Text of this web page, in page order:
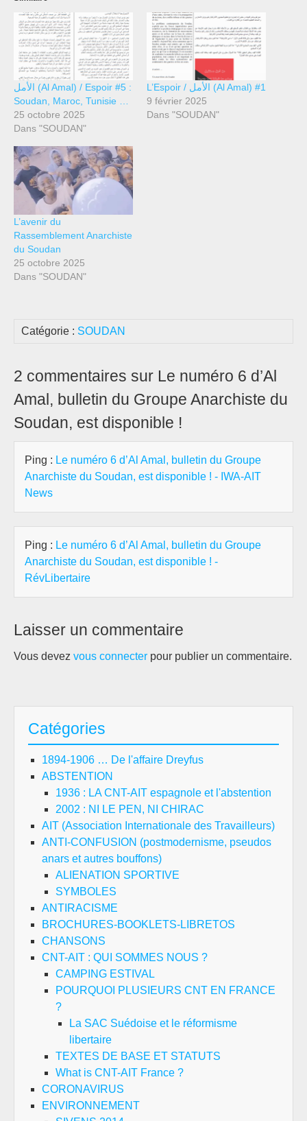
الأمل (Al Amal) / Espoir #5 :
Soudan, Maroc, Tunisie …
25 octobre 2025
Dans "SOUDAN"
L’Espoir / الأمل (Al Amal) #1
9 février 2025
Dans "SOUDAN"
L’avenir du
Rassemblement Anarchiste
du Soudan
25 octobre 2025
Dans "SOUDAN"
Catégorie : SOUDAN
2 commentaires sur Le numéro 6 d’Al
Amal, bulletin du Groupe Anarchiste du
Soudan, est disponible !
Ping : Le numéro 6 d’Al Amal, bulletin du Groupe
Anarchiste du Soudan, est disponible ! - IWA-AIT
News
Ping : Le numéro 6 d’Al Amal, bulletin du Groupe
Anarchiste du Soudan, est disponible ! -
RévLibertaire
Laisser un commentaire
Vous devez vous connecter pour publier un commentaire.
Catégories
1894-1906 … De l'affaire Dreyfus
ABSTENTION
1936 : LA CNT-AIT espagnole et l'abstention
2002 : NI LE PEN, NI CHIRAC
AIT (Association Internationale des Travailleurs)
ANTI-CONFUSION (postmodernisme, pseudos
anars et autres bouffons)
ALIENATION SPORTIVE
SYMBOLES
ANTIRACISME
BROCHURES-BOOKLETS-LIBRETOS
CHANSONS
CNT-AIT : QUI SOMMES NOUS ?
CAMPING ESTIVAL
POURQUOI PLUSIEURS CNT EN FRANCE
?
La SAC Suédoise et le réformisme
libertaire
TEXTES DE BASE ET STATUTS
What is CNT-AIT France ?
CORONAVIRUS
ENVIRONNEMENT